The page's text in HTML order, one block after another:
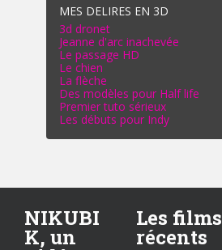
MES DELIRES EN 3D
3d dronet
Jeanne d'arc inachevée
Le passage HD
Le chien
La flèche
Des modèles pour Half life
Premier tuto sérieux
Les débuts pour Indy
NIKUBI
K, un
Les films
récents